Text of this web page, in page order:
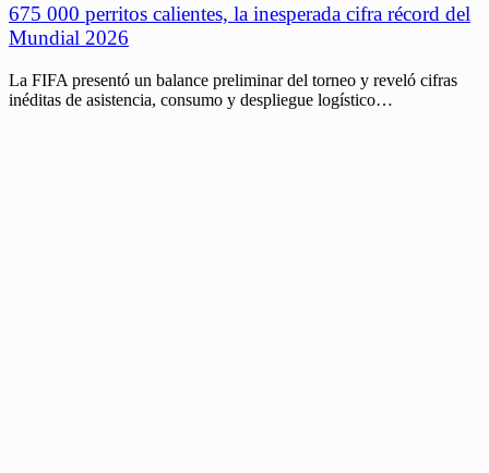
675 000 perritos calientes, la inesperada cifra récord del
Mundial 2026
La FIFA presentó un balance preliminar del torneo y reveló cifras
inéditas de asistencia, consumo y despliegue logístico…